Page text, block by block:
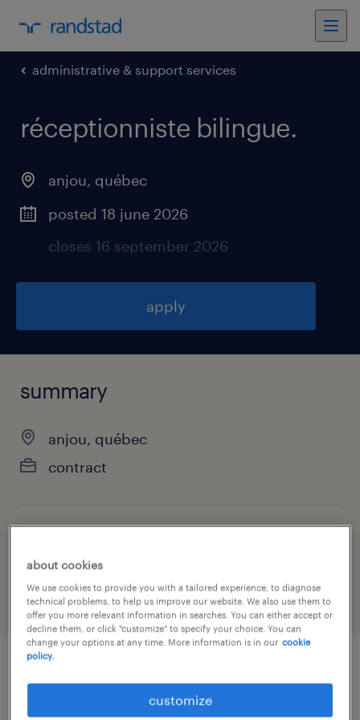
administrative & support services
réceptionniste bilingue.
anjou, québec
posted 18 june 2026
closes 16 september 2026
apply
summary
anjou, québec
contract
administrative & support services
job details
about cookies
We use cookies to provide you with a tailored experience, to diagnose
technical problems, to help us improve our website. We also use them to
offer you more relevant information in searches. You can either accept or
decline them, or click "customize" to specify your choice. You can
change your options at any time. More information is in our cookie
policy.
customize